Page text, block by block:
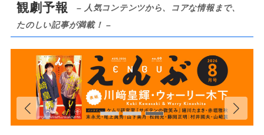
観劇予報
– 人気コンテンツから、コアな情報まで、
たのしい記事が満載！ –